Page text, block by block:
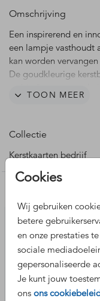
Cookies
Wij gebruiken
betere
en onze prestaties
sociale
gepersonaliseerde
Je kunt jouw
ons ons
Omschrijving
Een inspirerend en
een lampje vasthoudt
kan worden
De goudkleurige
staat de tekst in een
oplossingen. Teksten
editor.
De afbeelding van
logo overheen.
TOON MEER
Collectie
Kerstkaarten bedrijf